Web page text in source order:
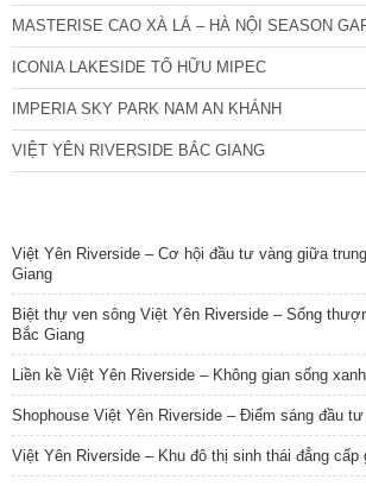
MASTERISE CAO XÀ LÁ – HÀ NỘI SEASON
ICONIA LAKESIDE TỐ HỮU MIPEC
IMPERIA SKY PARK NAM AN KHÁNH
VIỆT YÊN RIVERSIDE BẮC GIANG
Việt Yên Riverside – Cơ hội đầu tư vàng giữa
Giang
Biệt thự ven sông Việt Yên Riverside – Sống
Bắc Giang
Liền kề Việt Yên Riverside – Không gian sống
Shophouse Việt Yên Riverside – Điểm sáng đầu
Việt Yên Riverside – Khu đô thị sinh thái đẳng cấp